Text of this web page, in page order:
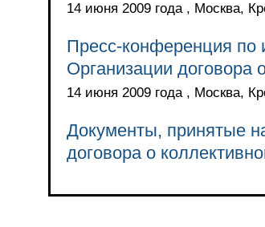
14 июня 2009 года , Москва,
Пресс-конференция по
Организации договора
14 июня 2009 года , Москва,
Документы, принятые
договора о